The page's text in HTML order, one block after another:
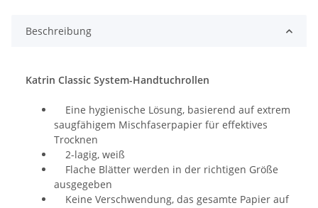
Beschreibung
Katrin Classic System-Handtuchrollen
Eine hygienische Lösung, basierend auf extrem
saugfähigem Mischfaserpapier für effektives
Trocknen
2-lagig, weiß
Flache Blätter werden in der richtigen Größe
ausgegeben
Keine Verschwendung, das gesamte Papier auf